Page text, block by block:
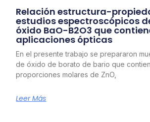
Relación estructura-
estudios espectroscópicos
óxido BaO-B2O3 que
aplicaciones ópticas
En el presente trabajo se prepararon
de óxido de borato de bario que
proporciones molares de ZnO,
Leer Más